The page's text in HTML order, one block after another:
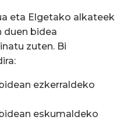
eta Elgetako alkateek
duen bidea
zuten. Bi
ezkerraldeko
eskumaldeko